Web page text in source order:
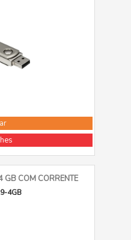
GB COM CORRENTE
4GB